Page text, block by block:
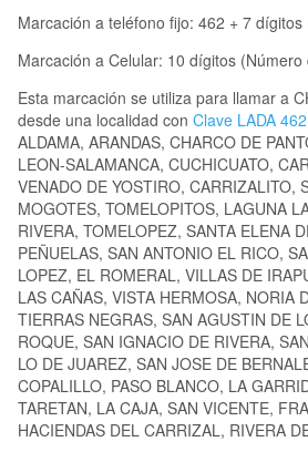
Marcación a teléfono fijo: 462 + 7
Marcación a Celular: 10 dígitos (Número
Esta marcación se utiliza para llamar a
desde una localidad con Clave LADA 462
ALDAMA, ARANDAS, CHARCO DE
LEON-SALAMANCA, CUCHICUATO,
VENADO DE YOSTIRO, CARRIZALITO,
MOGOTES, TOMELOPITOS, LAGUNA
RIVERA, TOMELOPEZ, SANTA ELENA
PEÑUELAS, SAN ANTONIO EL RICO,
LOPEZ, EL ROMERAL, VILLAS DE
LAS CAÑAS, VISTA HERMOSA, NORIA
TIERRAS NEGRAS, SAN AGUSTIN DE
ROQUE, SAN IGNACIO DE RIVERA,
LO DE JUAREZ, SAN JOSE DE
COPALILLO, PASO BLANCO, LA
TARETAN, LA CAJA, SAN VICENTE,
HACIENDAS DEL CARRIZAL, RIVERA